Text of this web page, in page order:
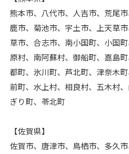
熊本市、八代市、人吉市、荒尾
鹿市、菊池市、宇土市、上天草
草市、合志市、南小国町、小国
原村、南阿蘇村、御船町、嘉島
都町、氷川町、芦北町、津奈木
前町、水上村、相良村、五木村
ぎり町、苓北町
【佐賀県】
佐賀市、唐津市、鳥栖市、多久市